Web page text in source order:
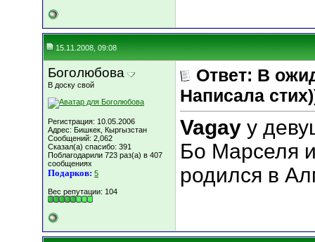
15.11.2008, 09:08
Боголюбова
В доску свой
Регистрация: 10.05.2006
Адрес: Бишкек, Кыргызстан
Сообщений: 2,062
Сказал(а) спасибо: 391
Поблагодарили 723 раз(а) в 407
сообщениях
Подарков: 5
Вес репутации: 104
Ответ: В
Написала
Vagay у
Бо Марселя
родился в